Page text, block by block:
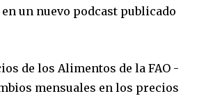
un nuevo podcast publicado
de los Alimentos de la FAO -
mensuales en los precios